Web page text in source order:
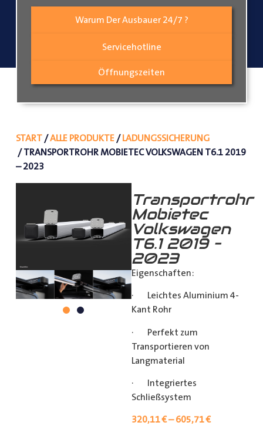
Warum Der Ausbauer 24/7 ?
Servicehotline
Öffnungszeiten
START/ALLE PRODUKTE/LADUNGSSICHERUNG
/ TRANSPORTROHR MOBIETEC VOLKSWAGEN T6.1 2019
– 2023
Transportrohr
Mobietec
Volkswagen
T6.1 2019 –
2023
Eigenschaften:
· Leichtes Aluminium 4-
Kant Rohr
· Perfekt zum
Transportieren von
Langmaterial
· Integriertes
Schließsystem
320,11€–605,71€